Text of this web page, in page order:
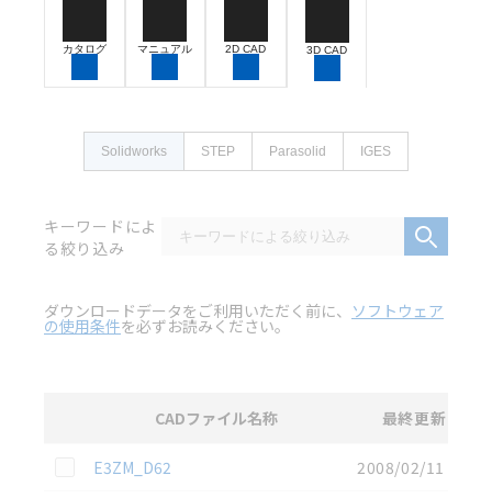
カタログ マニュアル 2D CAD 3D CAD
Solidworks STEP Parasolid IGES
キーワードによ
る絞り込み
ダウンロードデータをご利用いただく前に、 ソフトウェア
の使用条件を必ずお読みください。
CADファイル名称 最終更新
この資料を選択
E3ZM_D62
2008/02/11